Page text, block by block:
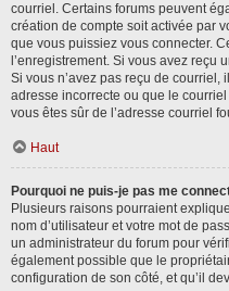
courriel. Certains forums peuvent
création de compte soit activée par
que vous puissiez vous connecter.
l’enregistrement. Si vous avez reçu
Si vous n’avez pas reçu de courriel,
adresse incorrecte ou que le
vous êtes sûr de l’adresse courriel
Haut
Pourquoi ne puis-je pas me
Plusieurs raisons pourraient
nom d’utilisateur et votre mot de
un administrateur du forum pour
également possible que le
configuration de son côté, et qu’il